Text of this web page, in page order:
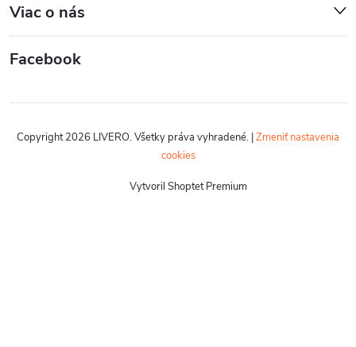
Viac o nás
Facebook
Vytvoril Shoptet Premium
Copyright 2026 LIVERO. Všetky práva vyhradené. |Zmeniť nastavenia
cookies